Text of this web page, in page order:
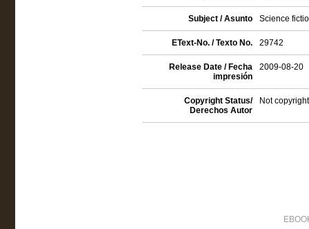
Subject / Asunto Science
EText-No. / Texto No. 29742
Release Date / Fecha
impresión
2009-08-20
Copyright Status/
Derechos Autor
Not